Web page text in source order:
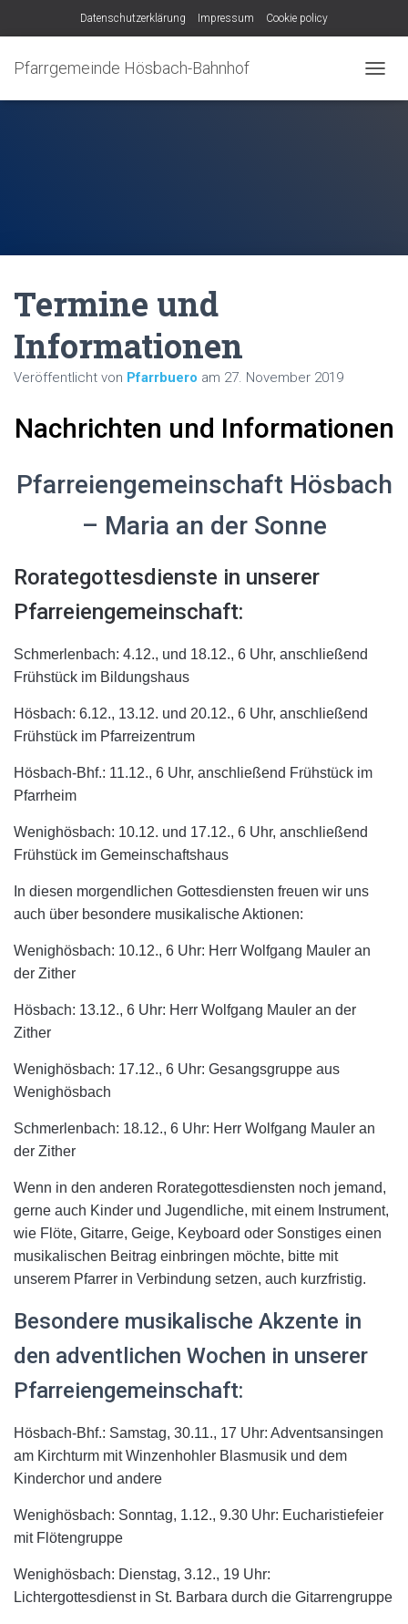
Datenschutzerklärung Impressum Cookie policy
Pfarrgemeinde Hösbach-Bahnhof
A
U
Termine und
Informationen
Veröffentlicht von Pfarrbuero am 27. November 2019
Nachrichten und Informationen
Pfarreiengemeinschaft Hösbach
– Maria an der Sonne
Rorategottesdienste in unserer
Pfarreiengemeinschaft:
Schmerlenbach: 4.12., und 18.12., 6 Uhr, anschließend
Frühstück im Bildungshaus
Hösbach: 6.12., 13.12. und 20.12., 6 Uhr, anschließend
Frühstück im Pfarreizentrum
Hösbach-Bhf.: 11.12., 6 Uhr, anschließend Frühstück im
Pfarrheim
Wenighösbach: 10.12. und 17.12., 6 Uhr, anschließend
Frühstück im Gemeinschaftshaus
In diesen morgendlichen Gottesdiensten freuen wir uns
auch über besondere musikalische Aktionen:
Wenighösbach: 10.12., 6 Uhr: Herr Wolfgang Mauler an
der Zither
Hösbach: 13.12., 6 Uhr: Herr Wolfgang Mauler an der
Zither
Wenighösbach: 17.12., 6 Uhr: Gesangsgruppe aus
Wenighösbach
Schmerlenbach: 18.12., 6 Uhr: Herr Wolfgang Mauler an
der Zither
Wenn in den anderen Rorategottesdiensten noch jemand,
gerne auch Kinder und Jugendliche, mit einem Instrument,
wie Flöte, Gitarre, Geige, Keyboard oder Sonstiges einen
musikalischen Beitrag einbringen möchte, bitte mit
unserem Pfarrer in Verbindung setzen, auch kurzfristig.
Besondere musikalische Akzente in
den adventlichen Wochen in unserer
Pfarreiengemeinschaft:
Hösbach-Bhf.: Samstag, 30.11., 17 Uhr: Adventsansingen
am Kirchturm mit Winzenhohler Blasmusik und dem
Kinderchor und andere
Wenighösbach: Sonntag, 1.12., 9.30 Uhr: Eucharistiefeier
mit Flötengruppe
Wenighösbach: Dienstag, 3.12., 19 Uhr:
Lichtergottesdienst in St. Barbara durch die Gitarrengruppe